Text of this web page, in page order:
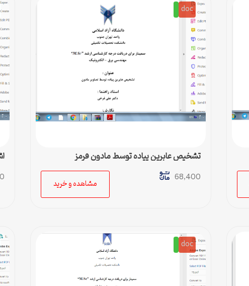
doc
تشخیص عابرین پیاده توسط مادون قرمز
68,400
مشاهده و خرید
doc